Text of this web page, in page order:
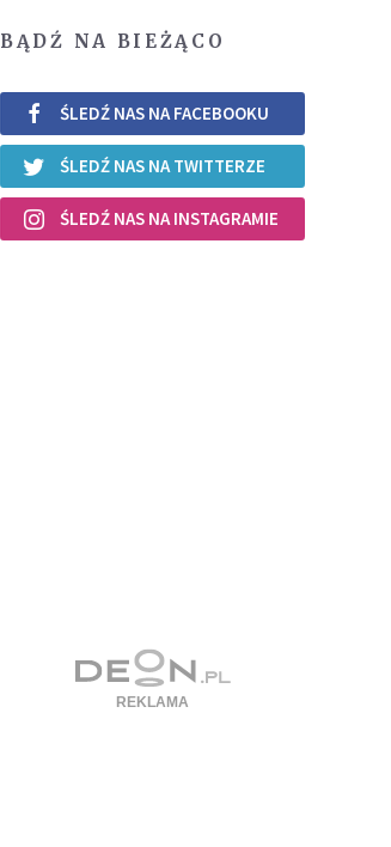
BĄDŹ NA BIEŻĄCO
ŚLEDŹ NAS NA FACEBOOKU
ŚLEDŹ NAS NA TWITTERZE
ŚLEDŹ NAS NA INSTAGRAMIE